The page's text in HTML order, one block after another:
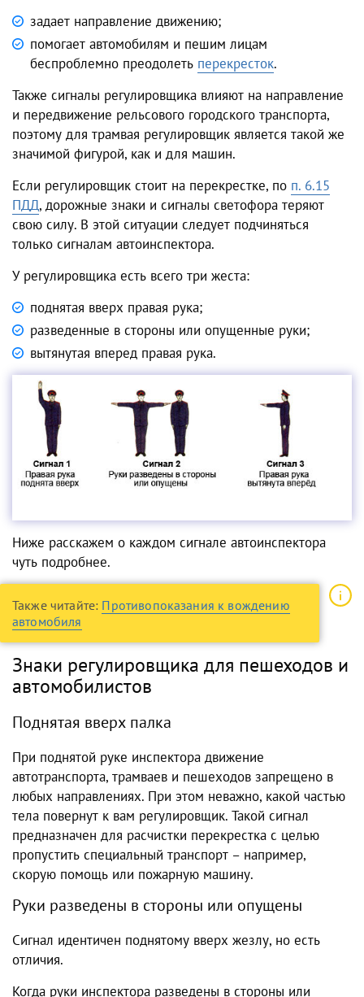
задает направление движению;
помогает автомобилям и пешим лицам
беспроблемно преодолеть перекресток.
Также сигналы регулировщика влияют на направление
и передвижение рельсового городского транспорта,
поэтому для трамвая регулировщик является такой же
значимой фигурой, как и для машин.
Если регулировщик стоит на перекрестке, по п. 6.15
ПДД, дорожные знаки и сигналы светофора теряют
свою силу. В этой ситуации следует подчиняться
только сигналам автоинспектора.
У регулировщика есть всего три жеста:
поднятая вверх правая рука;
разведенные в стороны или опущенные руки;
вытянутая вперед правая рука.
Ниже расскажем о каждом сигнале автоинспектора
чуть подробнее.
Также читайте: Противопоказания к вождению
автомобиля
Знаки регулировщика для пешеходов и
автомобилистов
Поднятая вверх палка
При поднятой руке инспектора движение
автотранспорта, трамваев и пешеходов запрещено в
любых направлениях. При этом неважно, какой частью
тела повернут к вам регулировщик. Такой сигнал
предназначен для расчистки перекрестка с целью
пропустить специальный транспорт – например,
скорую помощь или пожарную машину.
Руки разведены в стороны или опущены
Сигнал идентичен поднятому вверх жезлу, но есть
отличия.
Когда руки инспектора разведены в стороны или